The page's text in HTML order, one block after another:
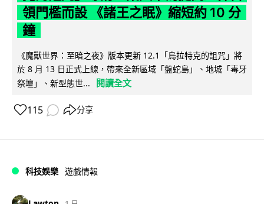
領門檻而設 《諸王之眠》縮短約 10 分
鐘
《魔獸世界：至暗之夜》版本更新 12.1「烏拉特克的詛咒」將
於 8 月 13 日正式上線，帶來全新區域「盤蛇島」、地城「毒牙
祭壇」、新型態世...
閱讀全文
115 分享
科技娛樂 遊戲情報